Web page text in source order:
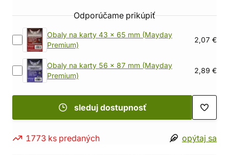
Odporúčame prikúpiť
Obaly na karty 43 x 65 mm (Mayday
Premium)
2,07 €
Obaly na karty 56 x 87 mm (Mayday
Premium)
2,89 €
sleduj dostupnosť
1773 ks predaných opýtaj sa